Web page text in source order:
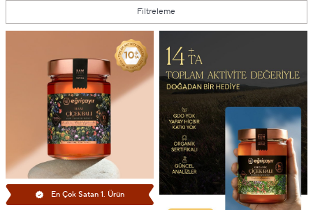
Ürünleri Filtrele
Filtreleme
En Çok Satan 1. Ürün